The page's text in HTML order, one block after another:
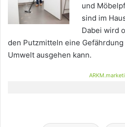
und
sind im
Dabei wird
den Putzmitteln eine
Umwelt ausgehen kann.